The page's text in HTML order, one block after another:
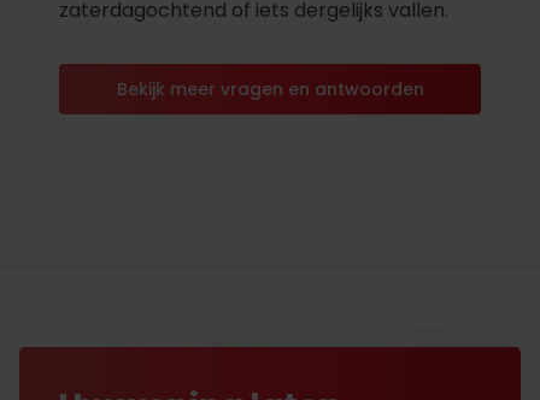
zaterdagochtend of iets dergelijks vallen.
Bekijk meer vragen en antwoorden